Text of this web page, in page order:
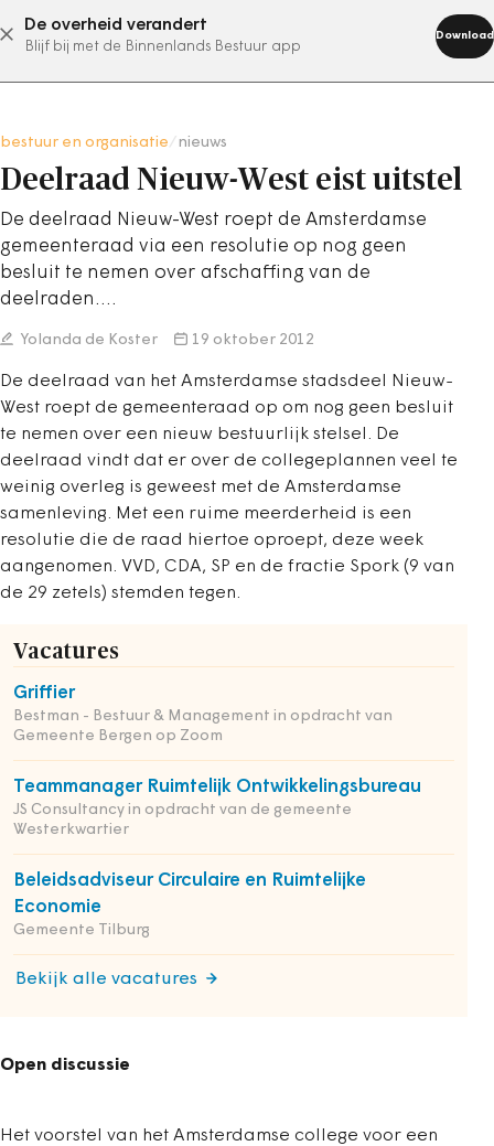
De overheid verandert
Blijf bij met de Binnenlands Bestuur app
Download
abonneer nu
bestuur en organisatie nieuws
Deelraad Nieuw-West eist uitstel
De deelraad Nieuw-West roept de Amsterdamse
gemeenteraad via een resolutie op nog geen
besluit te nemen over afschaffing van de
deelraden.…
Yolanda de Koster 19 oktober 2012
De deelraad van het Amsterdamse stadsdeel Nieuw-
West roept de gemeenteraad op om nog geen besluit
te nemen over een nieuw bestuurlijk stelsel. De
deelraad vindt dat er over de collegeplannen veel te
weinig overleg is geweest met de Amsterdamse
samenleving. Met een ruime meerderheid is een
resolutie die de raad hiertoe oproept, deze week
aangenomen. VVD, CDA, SP en de fractie Spork (9 van
de 29 zetels) stemden tegen.
Vacatures
Griffier
Bestman - Bestuur & Management in opdracht van
Gemeente Bergen op Zoom
Teammanager Ruimtelijk Ontwikkelingsbureau
JS Consultancy in opdracht van de gemeente
Westerkwartier
Beleidsadviseur Circulaire en Ruimtelijke
Economie
Gemeente Tilburg
Bekijk alle vacatures
Open discussie
Het voorstel van het Amsterdamse college voor een